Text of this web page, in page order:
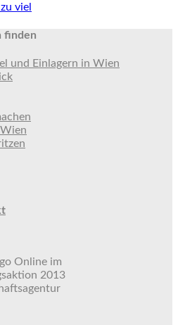
viel
finden
und Einlagern in Wien
Online im
2013